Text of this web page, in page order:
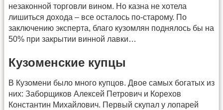
незаконной торговли вином. Но казна не хотела
лишиться дохода – все осталось по-старому. По
заключению эксперта, благо кузомлян поднялось бы на
50% при закрытии винной лавки…
Кузоменские купцы
В Кузомени было много купцов. Двое самых богатых из
них: Заборщиков Алексей Петрович и Корехов
Константин Михайлович. Первый скупал у лопарей